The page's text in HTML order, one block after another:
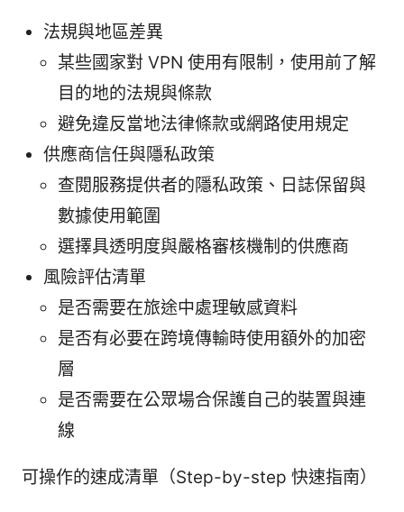
法規與地區差異
某些國家對 VPN 使用有限制，使用前了解
目的地的法規與條款
避免違反當地法律條款或網路使用規定
供應商信任與隱私政策
查閱服務提供者的隱私政策、日誌保留與
數據使用範圍
選擇具透明度與嚴格審核機制的供應商
風險評估清單
是否需要在旅途中處理敏感資料
是否有必要在跨境傳輸時使用額外的加密
層
是否需要在公眾場合保護自己的裝置與連
線
可操作的速成清單（Step-by-step 快速指南）